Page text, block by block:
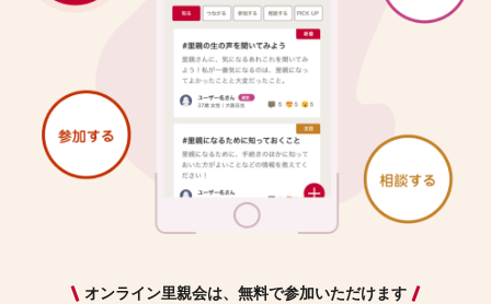
オンライン里親会は、無料で参加いただけます